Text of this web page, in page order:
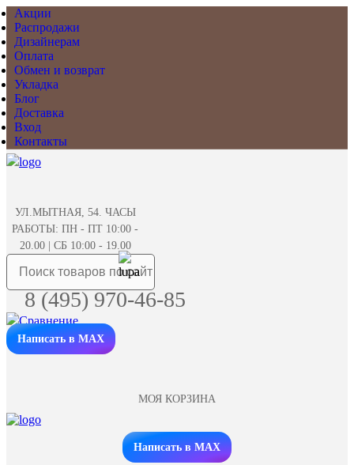
Акции
Распродажи
Дизайнерам
Оплата
Обмен и возврат
Укладка
Блог
Доставка
Вход
Контакты
УЛ.МЫТНАЯ, 54. ЧАСЫ
РАБОТЫ: ПН - ПТ 10:00 -
20.00 | СБ 10:00 - 19.00
8 (495) 970-46-85
Написать в MAX
МОЯ КОРЗИНА
Заказать звонок
Написать в MAX